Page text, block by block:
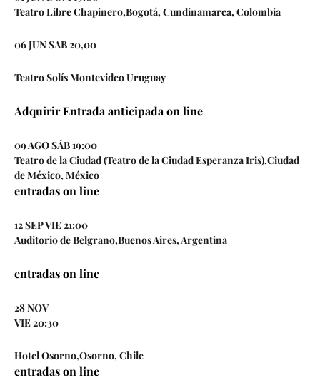
Teatro Libre Chapinero,Bogotá, Cundinamarca, Colombia
06 JUN SAB 20,00
Teatro Solís Montevideo Uruguay
Adquirir Entrada anticipada on line
09 AGO SÁB 19:00
Teatro de la Ciudad (Teatro de la Ciudad Esperanza Iris),Ciudad
de México, México
entradas on line
12 SEP VIE 21:00
Auditorio de Belgrano,Buenos Aires, Argentina
entradas on line
28 NOV
VIE 20:30
Hotel Osorno,Osorno, Chile
entradas on line